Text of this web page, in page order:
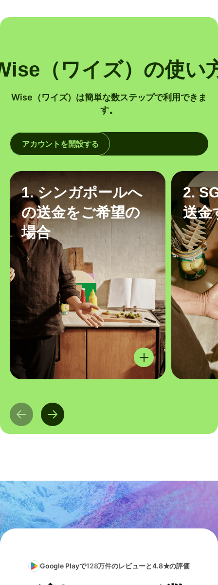
（ワイズ）の使い
Wise（ワイズ）は簡単な数ステップで利用できま
す。
アカウントを開設する
1. シンガポールへ
の送金をご希望の
場合
2.
送金
Google Playで128万件のレビューと4.8★の評価